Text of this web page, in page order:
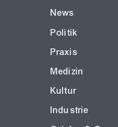
News
Politik
Praxis
Medizin
Kultur
Industrie